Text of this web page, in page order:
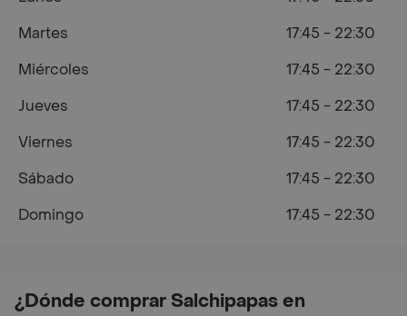
¿Dónde comprar Salchipapas en
Martes
17:45 - 22:30
Miércoles
17:45 - 22:30
Jueves
17:45 - 22:30
Viernes
17:45 - 22:30
Sábado
17:45 - 22:30
Domingo
17:45 - 22:30